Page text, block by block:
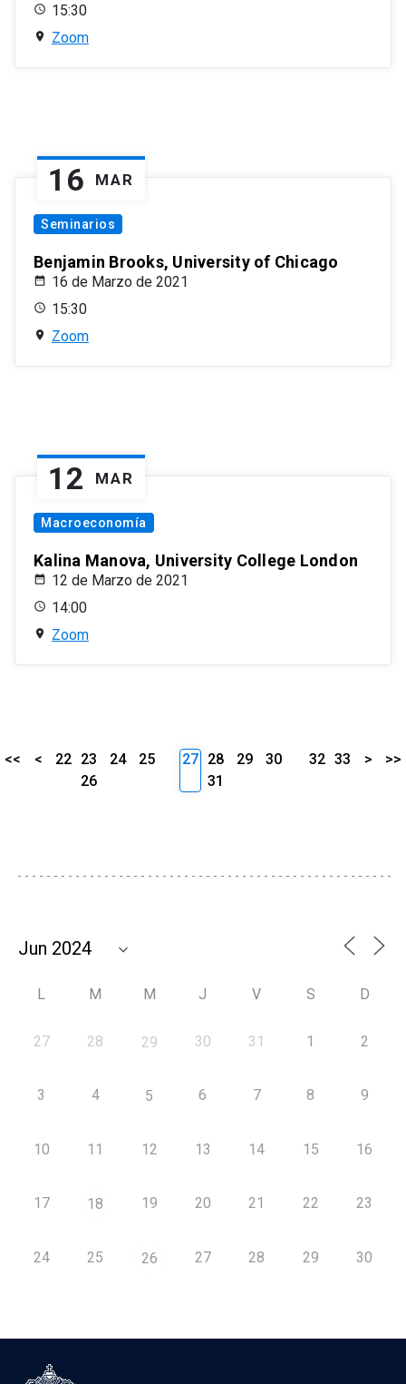
15:30
Zoom
16 MAR
Seminarios
Benjamin Brooks, University of Chicago
16 de Marzo de 2021
15:30
Zoom
12 MAR
Macroeconomía
Kalina Manova, University College London
12 de Marzo de 2021
14:00
Zoom
<< < 22 23 24
25
26
27 28 29
30
31
32 33 > >>
L M M J V S D
27 28 29 30 31 1 2
3 4 5 6 7 8 9
10 11 12 13 14 15 16
17 18 19 20 21 22 23
24 25 26 27 28 29 30